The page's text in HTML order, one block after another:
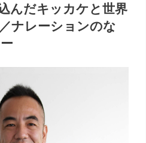
んだキッカケと世界
ナレーションのな